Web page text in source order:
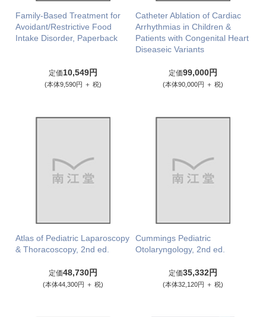
Family-Based Treatment for
Avoidant/Restrictive Food
Intake Disorder, Paperback
定価10,549円
(本体9,590円 ＋ 税)
Catheter Ablation of Cardiac
Arrhythmias in Children &
Patients with Congenital Heart
Diseaseic Variants
定価99,000円
(本体90,000円 ＋ 税)
Atlas of Pediatric Laparoscopy
& Thoracoscopy, 2nd ed.
定価48,730円
(本体44,300円 ＋ 税)
Cummings Pediatric
Otolaryngology, 2nd ed.
定価35,332円
(本体32,120円 ＋ 税)